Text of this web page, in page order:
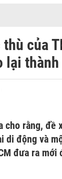
của
lại
cho rằng, đề
di động và
đưa ra mới